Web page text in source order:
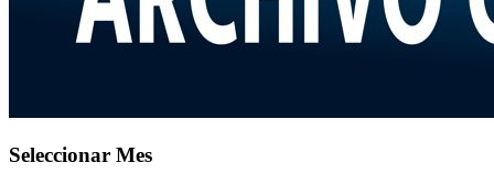
Seleccionar Mes